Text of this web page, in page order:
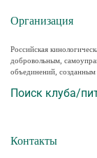
Организация
Российская
добровольным,
объединений,
Поиск клуба/
Контакты